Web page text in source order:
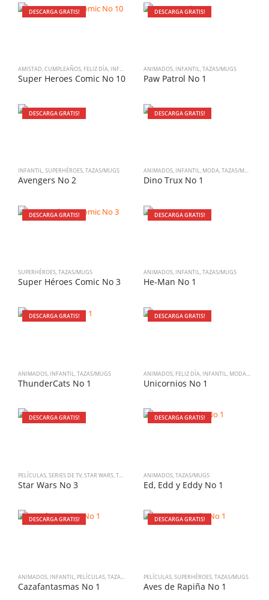
DESCARGA GRATIS!
AMISTAD,CUMPLEAÑOS, FELIZ DÍA, INFANTIL SUPERHÉROES ,TAZAS/MUGS
Super Heroes Comic No 10
DESCARGA GRATIS!
ANIMADOS, INFANTIL,TAZAS/MUGS
Paw Patrol No 1
DESCARGA GRATIS!
INFANTIL,SUPERHÉROES,TAZAS/MUGS
Avengers No 2
DESCARGA GRATIS!
ANIMADOS, INFANTIL, MODA,TAZAS/MUGS
Dino Trux No 1
DESCARGA GRATIS!
SUPERHÉROES,TAZAS/MUGS
Super Héroes Comic No 3
DESCARGA GRATIS!
ANIMADOS, INFANTIL,TAZAS/MUGS
He-Man No 1
DESCARGA GRATIS!
ANIMADOS, INFANTIL,TAZAS/MUGS
ThunderCats No 1
DESCARGA GRATIS!
ANIMADOS, FELIZ DÍA, INFANTIL, MODA,SOCIAL
Unicornios No 1
DESCARGA GRATIS!
PELÍCULAS,SERIES DE TV,STAR WARS,TAZAS/MUGS
Star Wars No 3
DESCARGA GRATIS!
ANIMADOS,TAZAS/MUGS
Ed, Edd y Eddy No 1
DESCARGA GRATIS!
ANIMADOS INFANTIL PELÍCULAS TAZAS/MUGS VARIADO
Cazafantasmas No 1
DESCARGA GRATIS!
PELÍCULAS SUPERHÉROES TAZAS/MUGS
Aves de Rapiña No 1